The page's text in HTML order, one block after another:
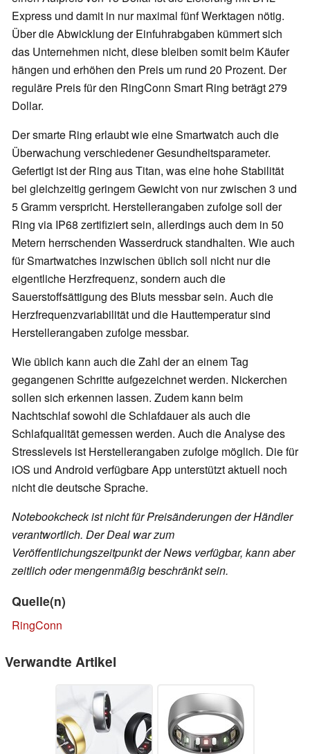
Express und damit in nur maximal fünf Werktagen nötig.
Über die Abwicklung der Einfuhrabgaben kümmert sich
das Unternehmen nicht, diese bleiben somit beim Käufer
hängen und erhöhen den Preis um rund 20 Prozent. Der
reguläre Preis für den RingConn Smart Ring beträgt 279
Dollar.
Der smarte Ring erlaubt wie eine Smartwatch auch die
Überwachung verschiedener Gesundheitsparameter.
Gefertigt ist der Ring aus Titan, was eine hohe Stabilität
bei gleichzeitig geringem Gewicht von nur zwischen 3 und
5 Gramm verspricht. Herstellerangaben zufolge soll der
Ring via IP68 zertifiziert sein, allerdings auch dem in 50
Metern herrschenden Wasserdruck standhalten. Wie auch
für Smartwatches inzwischen üblich soll nicht nur die
eigentliche Herzfrequenz, sondern auch die
Sauerstoffsättigung des Bluts messbar sein. Auch die
Herzfrequenzvariabilität und die Hauttemperatur sind
Herstellerangaben zufolge messbar.
Wie üblich kann auch die Zahl der an einem Tag
gegangenen Schritte aufgezeichnet werden. Nickerchen
sollen sich erkennen lassen. Zudem kann beim
Nachtschlaf sowohl die Schlafdauer als auch die
Schlafqualität gemessen werden. Auch die Analyse des
Stresslevels ist Herstellerangaben zufolge möglich. Die für
iOS und Android verfügbare App unterstützt aktuell noch
nicht die deutsche Sprache.
Notebookcheck ist nicht für Preisänderungen der Händler
verantwortlich. Der Deal war zum
Veröffentlichungszeitpunkt der News verfügbar, kann aber
zeitlich oder mengenmäßig beschränkt sein.
Quelle(n)
RingConn
Verwandte Artikel